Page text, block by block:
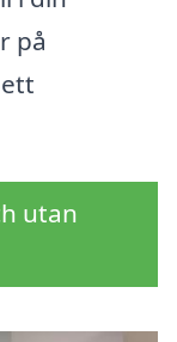
på
utan